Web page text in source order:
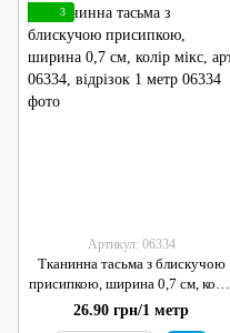
3
Артикул: 06334
Тканинна тасьма з блискучою
присипкою, ширина 0,7 см, колір
мікс, арт 06334, відрізок 1 метр
26.90 грн/1 метр